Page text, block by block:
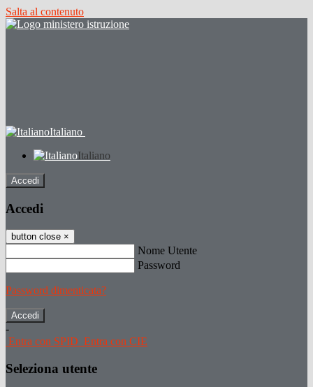
Salta al contenuto
Italiano
Italiano
Accedi
Accedi
button close ×
Nome Utente
Password
Password dimenticata?
-
Entra con SPID Entra con CIE
Seleziona utente